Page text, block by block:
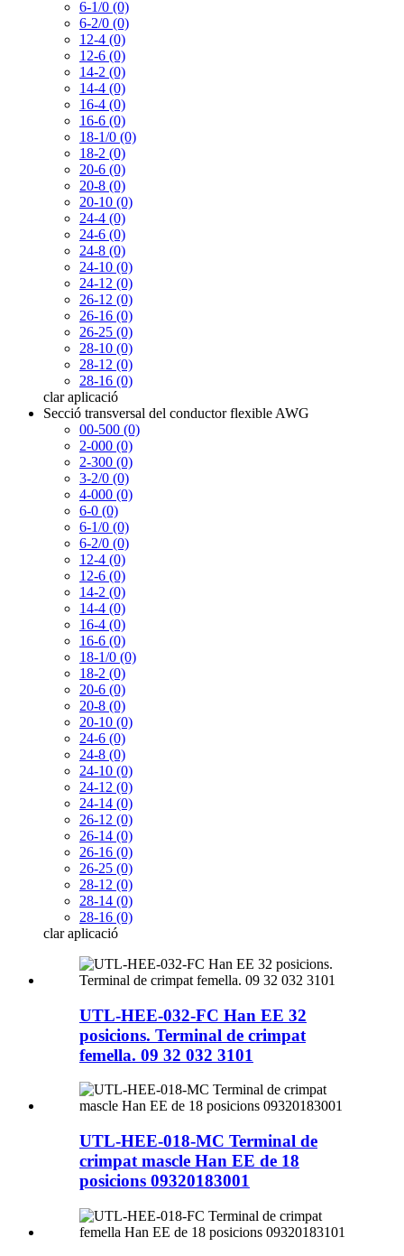
6-1/0 (0)
6-2/0 (0)
12-4 (0)
12-6 (0)
14-2 (0)
14-4 (0)
16-4 (0)
16-6 (0)
18-1/0 (0)
18-2 (0)
20-6 (0)
20-8 (0)
20-10 (0)
24-4 (0)
24-6 (0)
24-8 (0)
24-10 (0)
24-12 (0)
26-12 (0)
26-16 (0)
26-25 (0)
28-10 (0)
28-12 (0)
28-16 (0)
clar aplicació
Secció transversal del conductor flexible AWG
00-500 (0)
2-000 (0)
2-300 (0)
3-2/0 (0)
4-000 (0)
6-0 (0)
6-1/0 (0)
6-2/0 (0)
12-4 (0)
12-6 (0)
14-2 (0)
14-4 (0)
16-4 (0)
16-6 (0)
18-1/0 (0)
18-2 (0)
20-6 (0)
20-8 (0)
20-10 (0)
24-6 (0)
24-8 (0)
24-10 (0)
24-12 (0)
24-14 (0)
26-12 (0)
26-14 (0)
26-16 (0)
26-25 (0)
28-12 (0)
28-14 (0)
28-16 (0)
clar aplicació
UTL-HEE-032-FC Han EE 32
posicions. Terminal de crimpat
femella. 09 32 032 3101
UTL-HEE-018-MC Terminal de
crimpat mascle Han EE de 18
posicions 09320183001